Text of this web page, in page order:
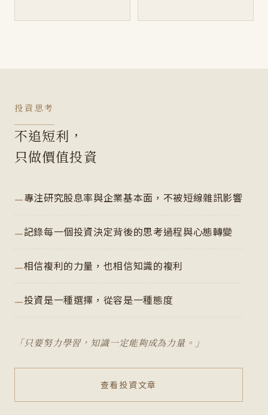
投資思考
不追短利，
只做價值投資
專注研究股息率與企業基本面，不被短線雜訊影響
記錄每一個投資決定背後的思考過程與心態轉變
相信複利的力量，也相信知識的複利
投資是一種選擇，從容是一種態度
「只要努力學習，知識一定能夠成為力量。」
查看投資文章